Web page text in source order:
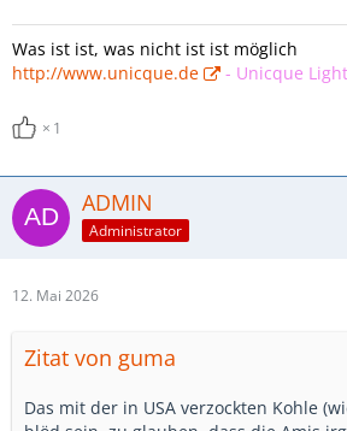
Was ist ist, was nicht ist ist möglich
http://www.unicque.de
- Unicque
1
ADMIN
Administrator
12. Mai 2026
Zitat von guma
Das mit der in USA verzockten Kohle